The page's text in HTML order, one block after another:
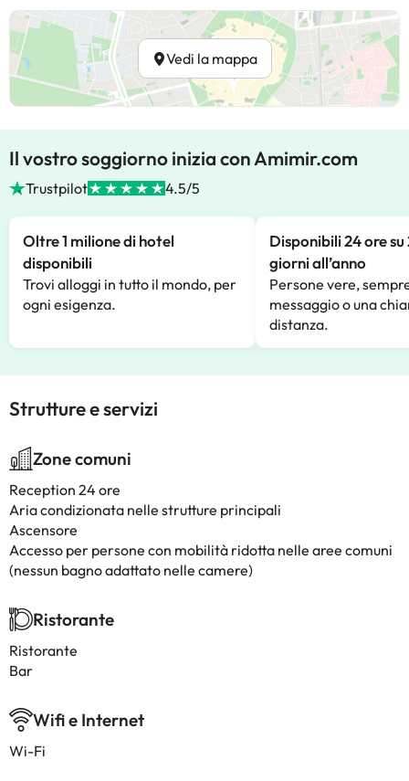
Vedi la mappa
Il vostro soggiorno inizia con Amimir.com
Trustpilot 4.5/5
Oltre 1 milione di hotel
disponibili
Trovi alloggi in tutto il mondo, per
ogni esigenza.
Disponibili 24 ore su
giorni all’anno
Persone vere,
messaggio o una
distanza.
Strutture e servizi
Zone comuni
Reception 24 ore
Aria condizionata nelle strutture principali
Ascensore
Accesso per persone con mobilità ridotta nelle aree comuni
(nessun bagno adattato nelle camere)
Ristorante
Ristorante
Bar
Wifi e Internet
Wi-Fi